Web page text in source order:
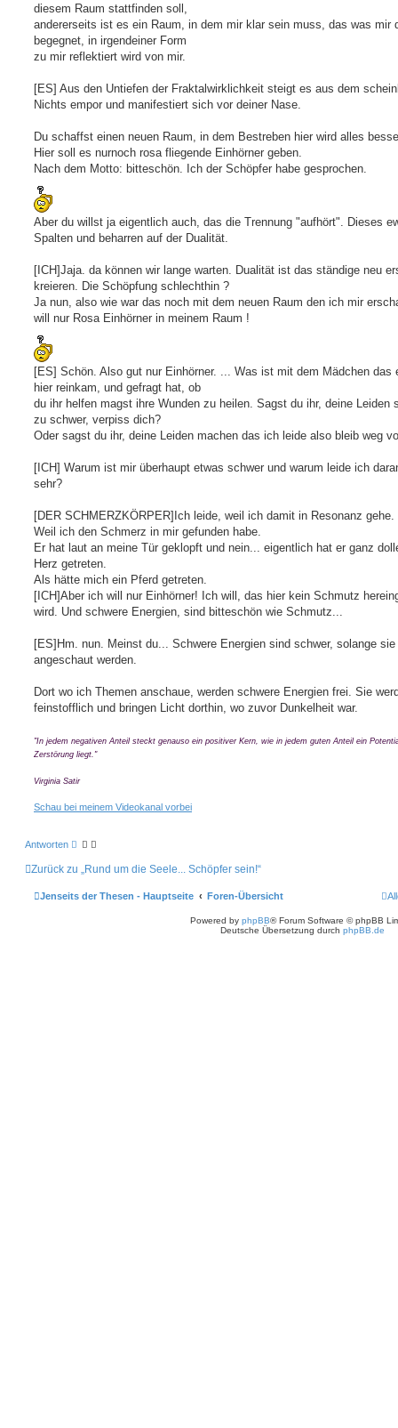
diesem Raum stattfinden soll,
andererseits ist es ein Raum, in dem mir klar sein muss, das was mir
begegnet, in irgendeiner Form
zu mir reflektiert wird von mir.
[ES] Aus den Untiefen der Fraktalwirklichkeit steigt es aus dem
Nichts empor und manifestiert sich vor deiner Nase.
Du schaffst einen neuen Raum, in dem Bestreben hier wird alles
Hier soll es nurnoch rosa fliegende Einhörner geben.
Nach dem Motto: bitteschön. Ich der Schöpfer habe gesprochen.
Aber du willst ja eigentlich auch, das die Trennung "aufhört". Dieses
Spalten und beharren auf der Dualität.
[ICH]Jaja. da können wir lange warten. Dualität ist das ständige neu
kreieren. Die Schöpfung schlechthin ?
Ja nun, also wie war das noch mit dem neuen Raum den ich mir
will nur Rosa Einhörner in meinem Raum !
[ES] Schön. Also gut nur Einhörner. ... Was ist mit dem Mädchen das
hier reinkam, und gefragt hat, ob
du ihr helfen magst ihre Wunden zu heilen. Sagst du ihr, deine Leiden
zu schwer, verpiss dich?
Oder sagst du ihr, deine Leiden machen das ich leide also bleib weg
[ICH] Warum ist mir überhaupt etwas schwer und warum leide ich
sehr?
[DER SCHMERZKÖRPER]Ich leide, weil ich damit in Resonanz gehe.
Weil ich den Schmerz in mir gefunden habe.
Er hat laut an meine Tür geklopft und nein... eigentlich hat er ganz
Herz getreten.
Als hätte mich ein Pferd getreten.
[ICH]Aber ich will nur Einhörner! Ich will, das hier kein Schmutz
wird. Und schwere Energien, sind bitteschön wie Schmutz...
[ES]Hm. nun. Meinst du... Schwere Energien sind schwer, solange
angeschaut werden.
Dort wo ich Themen anschaue, werden schwere Energien frei. Sie
feinstofflich und bringen Licht dorthin, wo zuvor Dunkelheit war.
"In jedem negativen Anteil steckt genauso ein positiver Kern, wie in jedem guten Anteil ein
Zerstörung liegt."
Virginia Satir
Schau bei meinem Videokanal vorbei
Antworten
Zurück zu „Rund um die Seele... Schöpfer sein!“
Jenseits der Thesen - Hauptseite Foren-Übersicht
Powered by phpBB® Forum Software © phpBB
Deutsche Übersetzung durch phpBB.de